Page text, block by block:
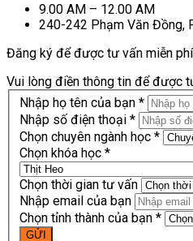
9.00 AM – 12.00 AM
240-242 Phạm Văn Đồng,
Đăng ký để được tư vấn miễn
Vui lòng điền thông tin để được
Nhập họ tên của bạn *
Nhập số điện thoại *
Chọn chuyên ngành học *
Chọn khóa học *
Chọn thời gian tư vấn
Nhập email của bạn
Chọn tỉnh thành của bạn *